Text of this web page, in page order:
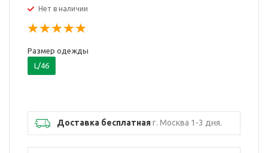
Нет в наличии
Размер одежды
L/46
Доставка бесплатнаяг. Москва 1-3 дня.